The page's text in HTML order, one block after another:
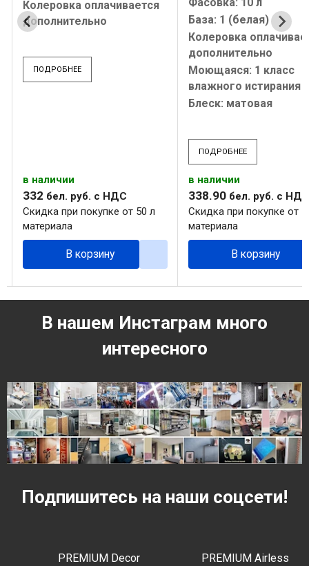
Колеровка оплачивается
дополнительно
ПОДРОБНЕЕ
в наличии
332 бел. руб. с НДС
Скидка при покупке от 50 л
материала
В корзину
База: 1 (белая)
Колеровка
дополнительно
Моющаяся: 1 класс
влажного истирания
Блеск: матовая
ПОДРОБНЕЕ
в наличии
338.90 бел. руб. с НДС
Скидка при покупке от
материала
В корзину
В нашем Инстаграм много
интересного
Подпишитесь на наши соцсети!
PREMIUM Decor PREMIUM Airless